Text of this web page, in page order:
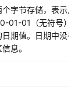
个字节存储，表示从
01-01（无符号）
日期值。日期中没有
息。